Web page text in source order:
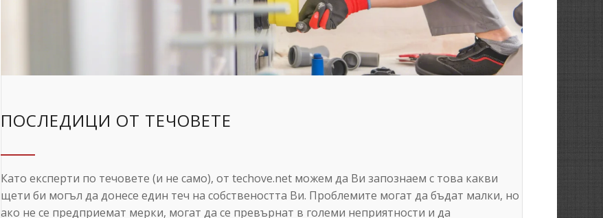
ПОСЛЕДИЦИ ОТ ТЕЧОВЕТЕ
Като експерти по течовете (и не само), от techove.net можем да Ви запознаем с това какви
щети би могъл да донесе един теч на собствеността Ви. Проблемите могат да бъдат малки, но
ако не се предприемат мерки, могат да се превърнат в големи неприятности и да